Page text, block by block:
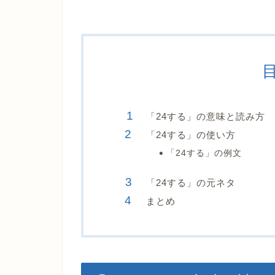
「24する」の意味と読み方
「24する」の使い方
「24する」の例文
「24する」の元ネタ
まとめ